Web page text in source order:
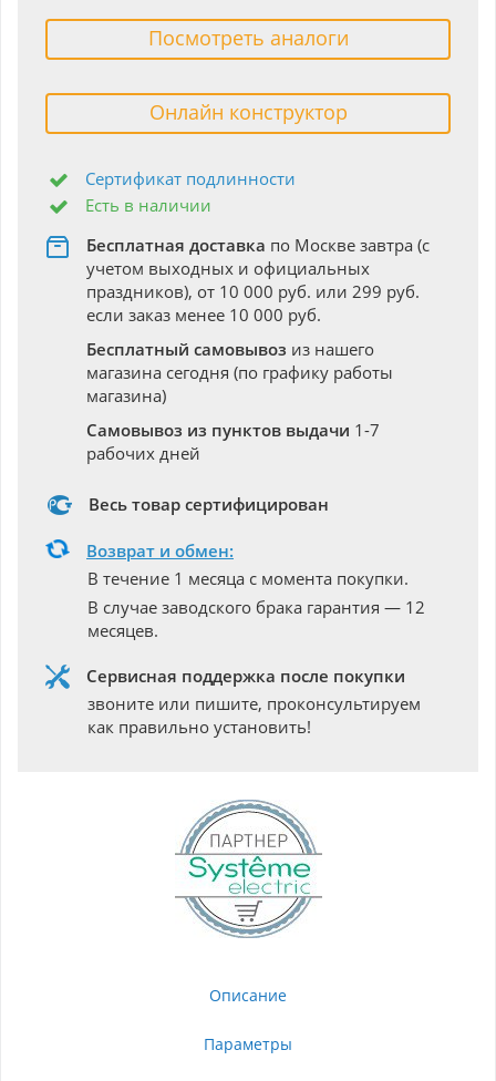
Посмотреть аналоги
Онлайн конструктор
Сертификат подлинности
Есть в наличии
Бесплатная доставка по Москве завтра (с
учетом выходных и официальных
праздников), от 10 000 руб. или 299 руб.
если заказ менее 10 000 руб.
Бесплатный самовывоз из нашего
магазина сегодня (по графику работы
магазина)
Самовывоз из пунктов выдачи 1-7
рабочих дней
Весь товар сертифицирован
Возврат и обмен:
В течение 1 месяца с момента покупки.
В случае заводского брака гарантия — 12
месяцев.
Сервисная поддержка после покупки
звоните или пишите, проконсультируем
как правильно установить!
Описание
Параметры